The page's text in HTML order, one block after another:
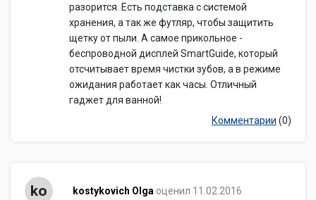
разорится. Есть подставка с системой
хранения, а так же футляр, чтобы защитить
щетку от пыли. А самое прикольное -
беспроводной дисплей SmartGuide, который
отсчитывает время чистки зубов, а в режиме
ожидания работает как часы. Отличный
гаджет для ванной!
Комментарии (0)
ko kostykovich Olga оценил 11.02.2016